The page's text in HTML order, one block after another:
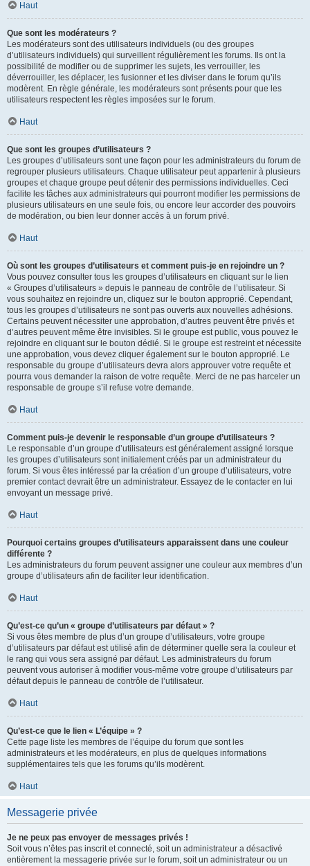
Haut
Que sont les modérateurs ?
Les modérateurs sont des utilisateurs individuels (ou des groupes
d’utilisateurs individuels) qui surveillent régulièrement les forums. Ils ont la
possibilité de modifier ou de supprimer les sujets, les verrouiller, les
déverrouiller, les déplacer, les fusionner et les diviser dans le forum qu’ils
modèrent. En règle générale, les modérateurs sont présents pour que les
utilisateurs respectent les règles imposées sur le forum.
Haut
Que sont les groupes d’utilisateurs ?
Les groupes d’utilisateurs sont une façon pour les administrateurs du forum de
regrouper plusieurs utilisateurs. Chaque utilisateur peut appartenir à plusieurs
groupes et chaque groupe peut détenir des permissions individuelles. Ceci
facilite les tâches aux administrateurs qui pourront modifier les permissions de
plusieurs utilisateurs en une seule fois, ou encore leur accorder des pouvoirs
de modération, ou bien leur donner accès à un forum privé.
Haut
Où sont les groupes d’utilisateurs et comment puis-je en rejoindre un ?
Vous pouvez consulter tous les groupes d’utilisateurs en cliquant sur le lien
« Groupes d’utilisateurs » depuis le panneau de contrôle de l’utilisateur. Si
vous souhaitez en rejoindre un, cliquez sur le bouton approprié. Cependant,
tous les groupes d’utilisateurs ne sont pas ouverts aux nouvelles adhésions.
Certains peuvent nécessiter une approbation, d’autres peuvent être privés et
d’autres peuvent même être invisibles. Si le groupe est public, vous pouvez le
rejoindre en cliquant sur le bouton dédié. Si le groupe est restreint et nécessite
une approbation, vous devez cliquer également sur le bouton approprié. Le
responsable du groupe d’utilisateurs devra alors approuver votre requête et
pourra vous demander la raison de votre requête. Merci de ne pas harceler un
responsable de groupe s’il refuse votre demande.
Haut
Comment puis-je devenir le responsable d’un groupe d’utilisateurs ?
Le responsable d’un groupe d’utilisateurs est généralement assigné lorsque
les groupes d’utilisateurs sont initialement créés par un administrateur du
forum. Si vous êtes intéressé par la création d’un groupe d’utilisateurs, votre
premier contact devrait être un administrateur. Essayez de le contacter en lui
envoyant un message privé.
Haut
Pourquoi certains groupes d’utilisateurs apparaissent dans une couleur
différente ?
Les administrateurs du forum peuvent assigner une couleur aux membres d’un
groupe d’utilisateurs afin de faciliter leur identification.
Haut
Qu’est-ce qu’un « groupe d’utilisateurs par défaut » ?
Si vous êtes membre de plus d’un groupe d’utilisateurs, votre groupe
d’utilisateurs par défaut est utilisé afin de déterminer quelle sera la couleur et
le rang qui vous sera assigné par défaut. Les administrateurs du forum
peuvent vous autoriser à modifier vous-même votre groupe d’utilisateurs par
défaut depuis le panneau de contrôle de l’utilisateur.
Haut
Qu’est-ce que le lien « L’équipe » ?
Cette page liste les membres de l’équipe du forum que sont les
administrateurs et les modérateurs, en plus de quelques informations
supplémentaires tels que les forums qu’ils modèrent.
Haut
Messagerie privée
Je ne peux pas envoyer de messages privés !
Soit vous n’êtes pas inscrit et connecté, soit un administrateur a désactivé
entièrement la messagerie privée sur le forum, soit un administrateur ou un